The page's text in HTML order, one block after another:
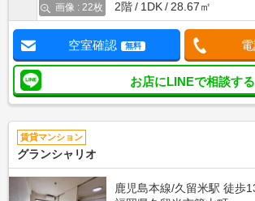
画像 : 22枚 2階 1DK 28.67㎡
空室確認 無料
お店にLINEで相談する
賃貸マンション
グランシャリオ
鹿児島本線/久留米駅 徒歩